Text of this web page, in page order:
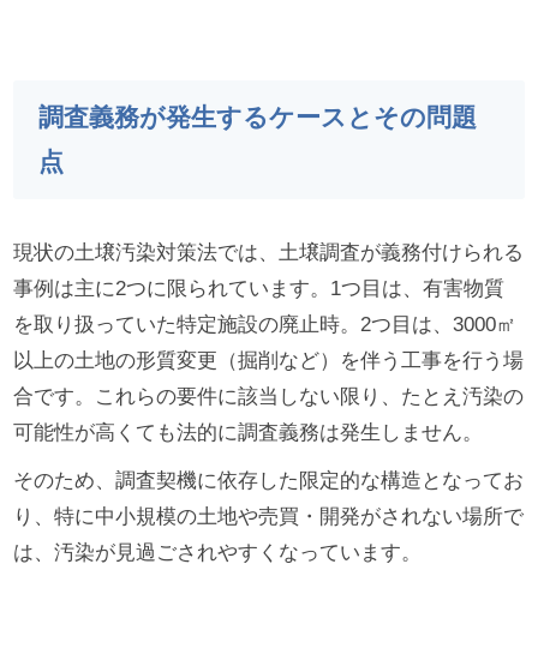
調査義務が発生するケースとその問題
点
現状の土壌汚染対策法では、土壌調査が義務付けられる
事例は主に2つに限られています。1つ目は、有害物質
を取り扱っていた特定施設の廃止時。2つ目は、3000㎡
以上の土地の形質変更（掘削など）を伴う工事を行う場
合です。これらの要件に該当しない限り、たとえ汚染の
可能性が高くても法的に調査義務は発生しません。
そのため、調査契機に依存した限定的な構造となってお
り、特に中小規模の土地や売買・開発がされない場所で
は、汚染が見過ごされやすくなっています。